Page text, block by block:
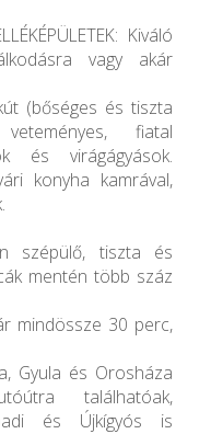
Kiváló
vagy akár
(bőséges és tiszta
fiatal
és virágágyások.
konyha kamrával,
szépülő, tiszta és
mentén több száz
mindössze 30 perc,
Gyula és Orosháza
találhatóak,
és Újkígyós is